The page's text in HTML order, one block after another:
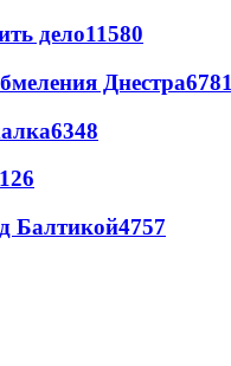
дело11580
Днестра6781
6348
Балтикой4757